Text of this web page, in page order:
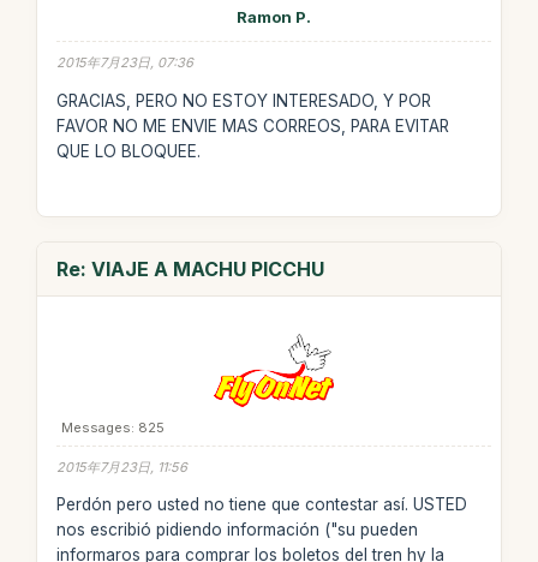
Ramon P.
2015年7月23日, 07:36
GRACIAS, PERO NO ESTOY INTERESADO, Y POR
FAVOR NO ME ENVIE MAS CORREOS, PARA EVITAR
QUE LO BLOQUEE.
Re: VIAJE A MACHU PICCHU
Messages: 825
2015年7月23日, 11:56
Perdón pero usted no tiene que contestar así. USTED
nos escribió pidiendo información ("su pueden
informaros para comprar los boletos del tren hy la